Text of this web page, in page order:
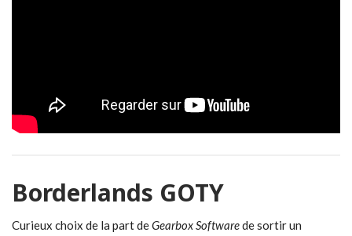
Borderlands GOTY
Curieux choix de la part deGearbox Softwarede sortir un